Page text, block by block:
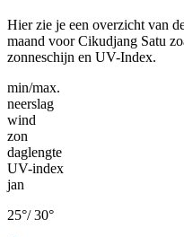
Hier zie je een overzicht van
maand voor Cikudjang Satu
zonneschijn en UV-Index.
min/max.
neerslag
wind
zon
daglengte
UV-index
jan
25°/30°